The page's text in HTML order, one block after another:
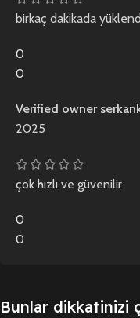
birkaç dakikada
0
0
Verified owner
2025
çok hızlı ve güvenilir
0
0
Bunlar dikkatinizi